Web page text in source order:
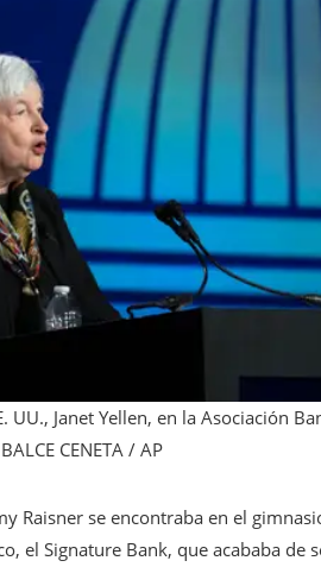
UU., Janet Yellen, en la Asociación
CENETA / AP
Raisner se encontraba en el
el Signature Bank, que acababa